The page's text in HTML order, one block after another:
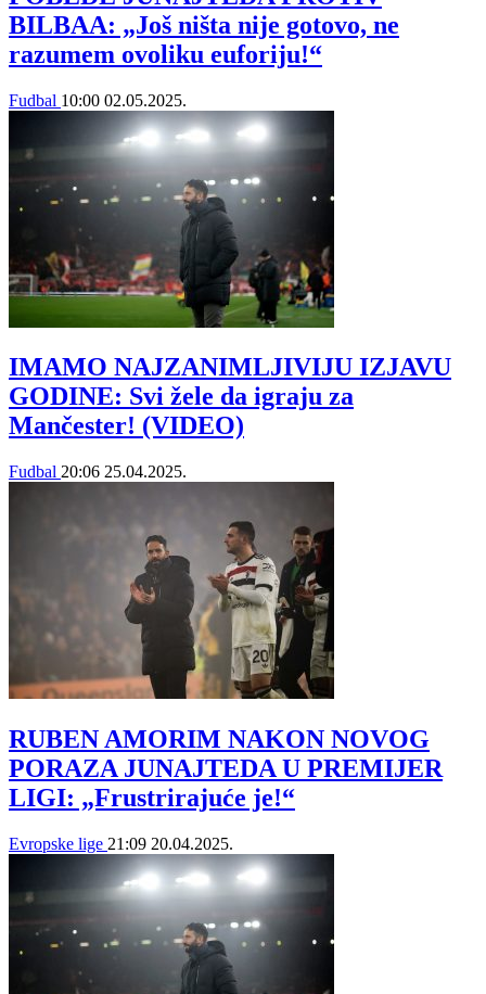
BILBAA: „Još ništa nije gotovo, ne
razumem ovoliku euforiju!“
Fudbal 10:00 02.05.2025.
IMAMO NAJZANIMLJIVIJU IZJAVU
GODINE: Svi žele da igraju za
Mančester! (VIDEO)
Fudbal 20:06 25.04.2025.
RUBEN AMORIM NAKON NOVOG
PORAZA JUNAJTEDA U PREMIJER
LIGI: „Frustrirajuće je!“
Evropske lige 21:09 20.04.2025.